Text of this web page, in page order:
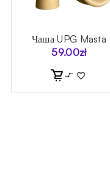
Чаша UPG Masta
59.00zł